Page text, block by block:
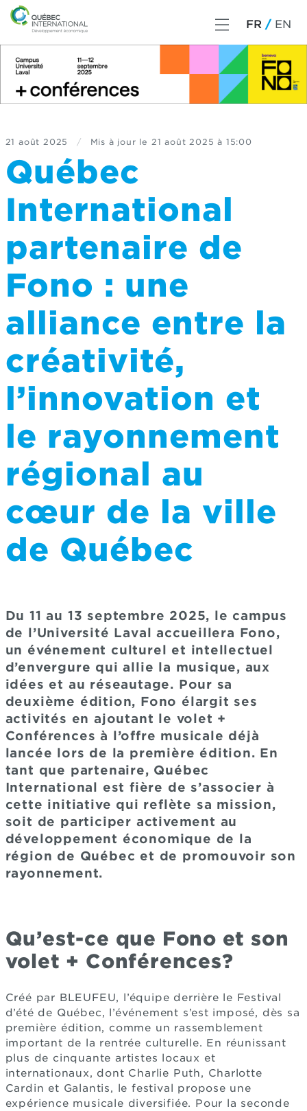
FR EN
21 août 2025 / Mis à jour le 21 août 2025 à 15:00
Québec
International
partenaire de
Fono : une
alliance entre la
créativité,
l’innovation et
le rayonnement
régional au
cœur de la ville
de Québec
Du 11 au 13 septembre 2025, le campus
de l’Université Laval accueillera Fono,
un événement culturel et intellectuel
d’envergure qui allie la musique, aux
idées et au réseautage. Pour sa
deuxième édition, Fono élargit ses
activités en ajoutant le volet +
Conférences à l’offre musicale déjà
lancée lors de la première édition. En
tant que partenaire, Québec
International est fière de s’associer à
cette initiative qui reflète sa mission,
soit de participer activement au
développement économique de la
région de Québec et de promouvoir son
rayonnement.
Qu’est-ce que Fono et son
volet + Conférences?
Créé par BLEUFEU, l’équipe derrière le Festival
d’été de Québec, l’événement s’est imposé, dès sa
première édition, comme un rassemblement
important de la rentrée culturelle. En réunissant
plus de cinquante artistes locaux et
internationaux, dont Charlie Puth, Charlotte
Cardin et Galantis, le festival propose une
expérience musicale diversifiée. Pour la seconde